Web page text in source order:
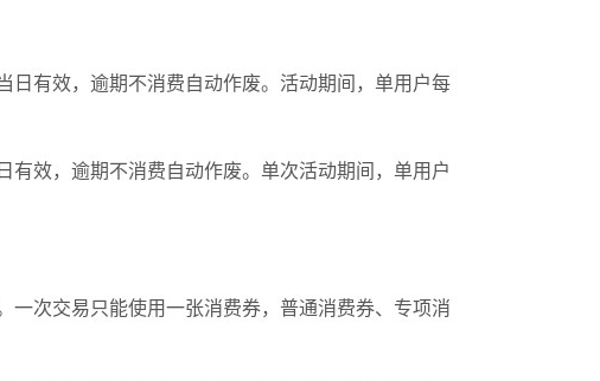
日有效，逾期不消费自动作废。活动期间，单用户每
效，逾期不消费自动作废。单次活动期间，单用户
一次交易只能使用一张消费券，普通消费券、专项消